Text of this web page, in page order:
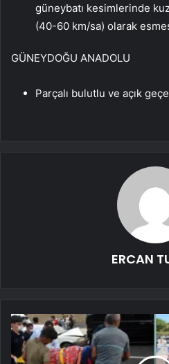
güneybatı kesimlerinde
(40-60 km/sa) olarak
GÜNEYDOĞU ANADOLU
Parçalı bulutlu ve açık
ERCAN